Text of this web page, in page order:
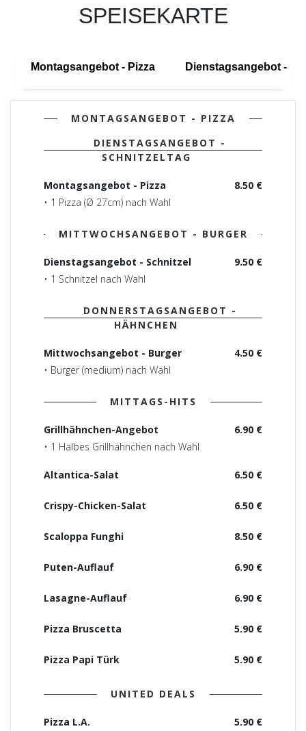
SPEISEKARTE
Montagsangebot - Pizza Dienstagsangebot -
MONTAGSANGEBOT - PIZZA
DIENSTAGSANGEBOT -
SCHNITZELTAG
8.50 €
Montagsangebot - Pizza
• 1 Pizza (Ø 27cm) nach Wahl
MITTWOCHSANGEBOT - BURGER
9.50 €
Dienstagsangebot - Schnitzel
• 1 Schnitzel nach Wahl
DONNERSTAGSANGEBOT -
HÄHNCHEN
4.50 €
Mittwochsangebot - Burger
• Burger (medium) nach Wahl
MITTAGS-HITS
6.90 €
Grillhähnchen-Angebot
• 1 Halbes Grillhähnchen nach Wahl
6.50 €
Altantica-Salat
6.50 €
Crispy-Chicken-Salat
8.50 €
Scaloppa Funghi
6.90 €
Puten-Auflauf
6.90 €
Lasagne-Auflauf
5.90 €
Pizza Bruscetta
5.90 €
Pizza Papi Türk
UNITED DEALS
5.90 €
Pizza L.A.